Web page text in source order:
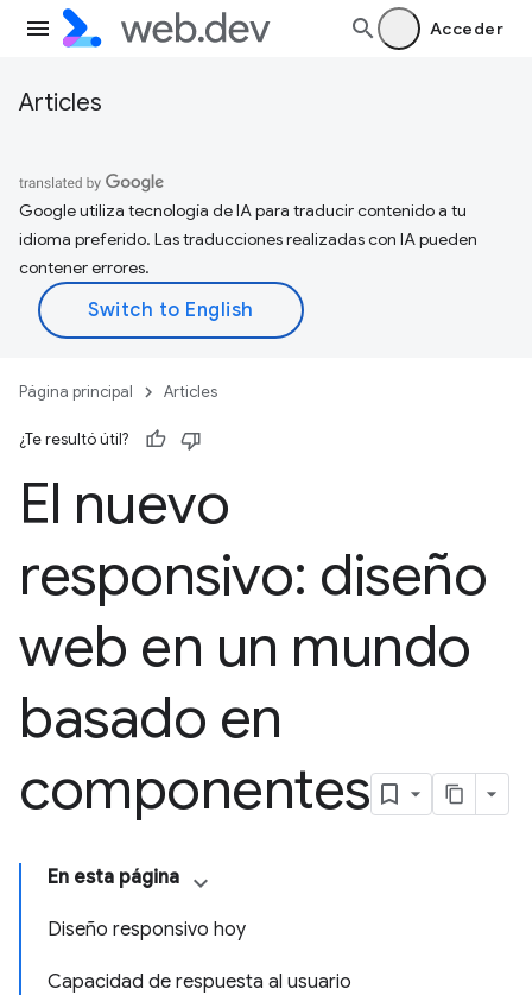
Acceder
Articles
Google utiliza tecnología de IA para traducir contenido a tu
idioma preferido. Las traducciones realizadas con IA pueden
contener errores.
Página principal Articles
¿Te resultó útil?
El nuevo
responsivo: diseño
web en un mundo
basado en
componentes
En esta página
Diseño responsivo hoy
Capacidad de respuesta al usuario